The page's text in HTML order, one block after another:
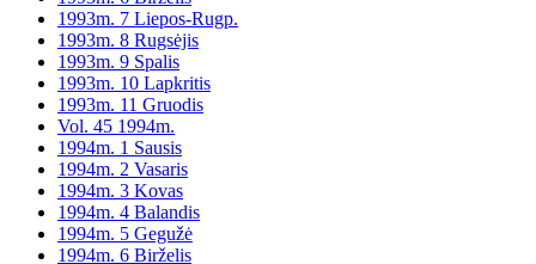
1993m. 7 Liepos-Rugp.
1993m. 8 Rugsėjis
1993m. 9 Spalis
1993m. 10 Lapkritis
1993m. 11 Gruodis
Vol. 45 1994m.
1994m. 1 Sausis
1994m. 2 Vasaris
1994m. 3 Kovas
1994m. 4 Balandis
1994m. 5 Gegužė
1994m. 6 Birželis